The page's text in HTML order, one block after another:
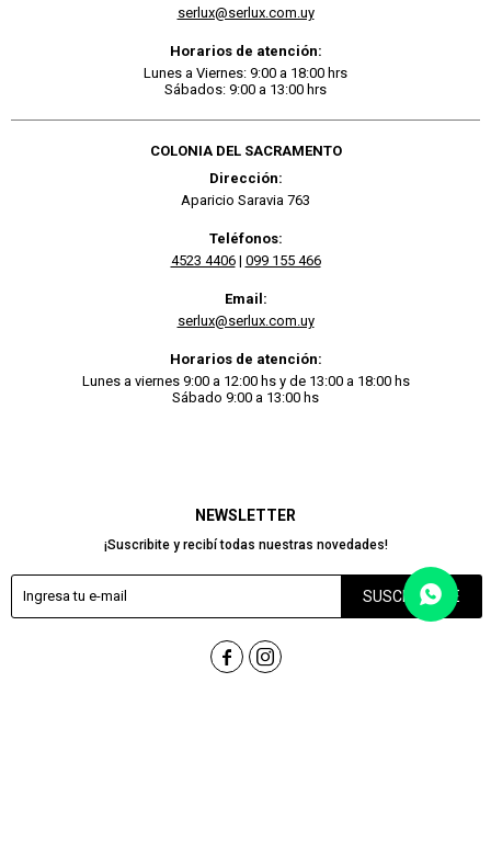
NEWSLETTER
¡Suscribite y recibí todas nuestras novedades!
SUSCRIBIRME
 
serlux@serlux.com.uy
Horarios de atención:
Lunes a Viernes: 9:00 a 18:00 hrs
Sábados: 9:00 a 13:00 hrs
COLONIA DEL SACRAMENTO
Dirección:
Aparicio Saravia 763
Teléfonos:
4523 4406| 099 155 466
Email:
serlux@serlux.com.uy
Horarios de atención:
Lunes a viernes 9:00 a 12:00 hs y de 13:00 a 18:00 hs
Sábado 9:00 a 13:00 hs